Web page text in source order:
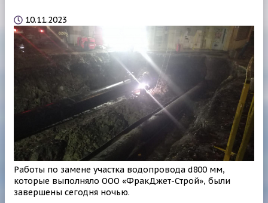
10.11.2023
Работы по замене участка водопровода d800 мм,
которые выполняло ООО «ФракДжет-Строй», были
завершены сегодня ночью.